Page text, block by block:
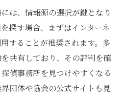
は、情報源の選択が鍵となり
探す場合、まずはインターネ
することが推奨されます。多
共有しており、その評判を確
偵事務所を見つけやすくなる
団体や協会の公式サイトも見